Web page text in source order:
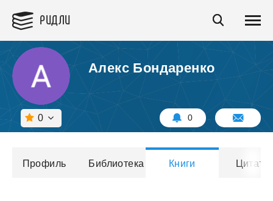
РИДЛИ
Алекс Бондаренко
0 0
Профиль Библиотека Книги Цитаты